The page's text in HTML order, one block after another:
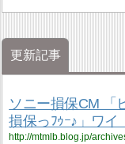
更新記事
ソニー損保CM 「
損保っﾌｩｰ♪」ワイ
http://mtmlb.blog.jp/